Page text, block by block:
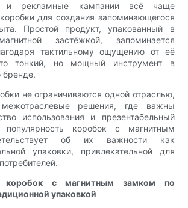
и рекламные кампании всё чаще
для создания запоминающегося
Простой продукт, упакованный в
застёжкой, запоминается
тактильному ощущению от её
тонкий, но мощный инструмент в
бренде.
не ограничиваются одной отраслью,
решения, где важны
использования и презентабельный
коробок с магнитным
об их важности как
упаковки, привлекательной для
коробок с магнитным замком по
упаковкой